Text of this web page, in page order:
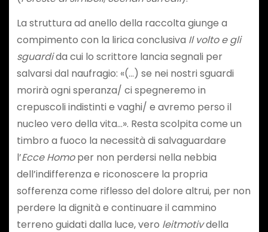
La struttura ad anello della raccolta giunge a
compimento con la lirica conclusiva Il volto e gli
sguardida cui lo scrittore lancia segnali per
salvarsi dal naufragio: «(…) se nei nostri sguardi
morirà ogni speranza/ ci spegneremo in
crepuscoli indistinti e vaghi/ e avremo perso il
nucleo vero della vita…». Resta scolpita come un
timbro a fuoco la necessità di salvaguardare
l’Ecce Homoper non perdersi nella nebbia
dell’indifferenza e riconoscere la propria
sofferenza come riflesso del dolore altrui, per non
perdere la dignità e continuare il cammino
terreno guidati dalla luce, vero leitmotivdella